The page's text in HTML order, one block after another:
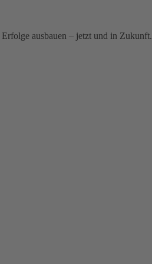
ausbauen – jetzt und in Zukunft.